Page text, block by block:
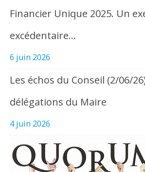
Financier Unique 2025. Un
excédentaire…
6 juin 2026
Les échos du Conseil (2/06/
délégations du Maire
4 juin 2026